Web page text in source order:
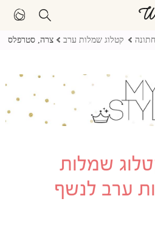
קטלוג שמלות ערב צרה, סטרפלס
שמלות
ערב לנשף